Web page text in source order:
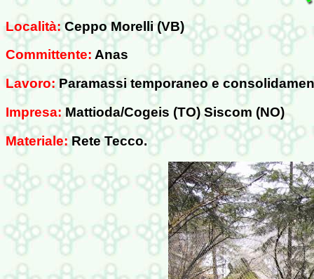
Località: Ceppo Morelli (VB)
Committente: Anas
Lavoro:Paramassi temporaneo e
Impresa: Mattioda/Cogeis (TO) Siscom (NO)
Materiale:Rete Tecco.